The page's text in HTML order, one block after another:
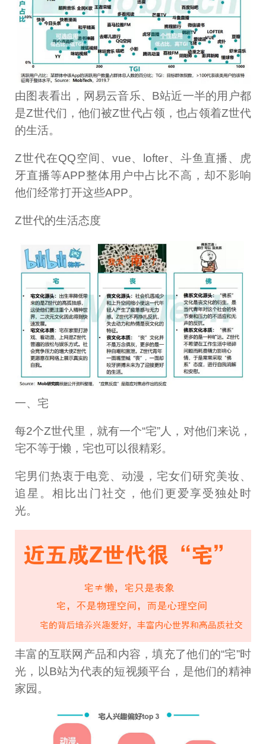
由图表看出，网易云音乐、B站近一半的用户都
是Z世代们，他们被Z世代占领，也占领着Z世代
的生活。
Z世代在QQ空间、vue、lofter、斗鱼直播、虎
牙直播等APP整体用户中占比不高，却不影响
他们经常打开这些APP。
Z世代的生活态度
一、宅
每2个Z世代里，就有一个“宅”人，对他们来说，
宅不等于懒，宅也可以很精彩。
宅男们热衷于电竞、动漫，宅女们研究美妆、
追星。相比出门社交，他们更爱享受独处时
光。
丰富的互联网产品和内容，填充了他们的“宅”时
光，以B站为代表的短视频平台，是他们的精神
家园。